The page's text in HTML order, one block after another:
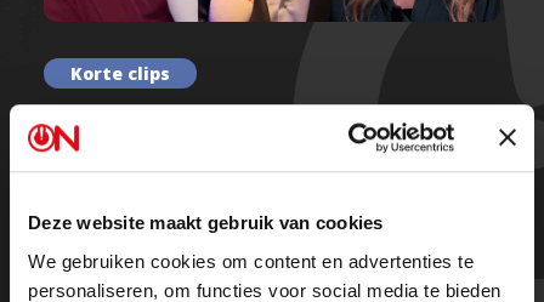
Deze website maakt gebruik van cookies
We gebruiken cookies om content en advertenties te
personaliseren, om functies voor social media te bieden
Korte clips
Hoe positief is de overwinning van
BBB? | Ongehoord Nieuws
Kijk de hele uitzending